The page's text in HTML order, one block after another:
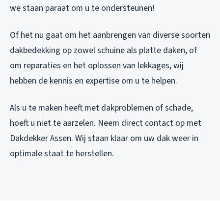
we staan paraat om u te ondersteunen!
Of het nu gaat om het aanbrengen van diverse soorten
dakbedekking op zowel schuine als platte daken, of
om reparaties en het oplossen van lekkages, wij
hebben de kennis en expertise om u te helpen.
Als u te maken heeft met dakproblemen of schade,
hoeft u niet te aarzelen. Neem direct contact op met
Dakdekker Assen. Wij staan klaar om uw dak weer in
optimale staat te herstellen.